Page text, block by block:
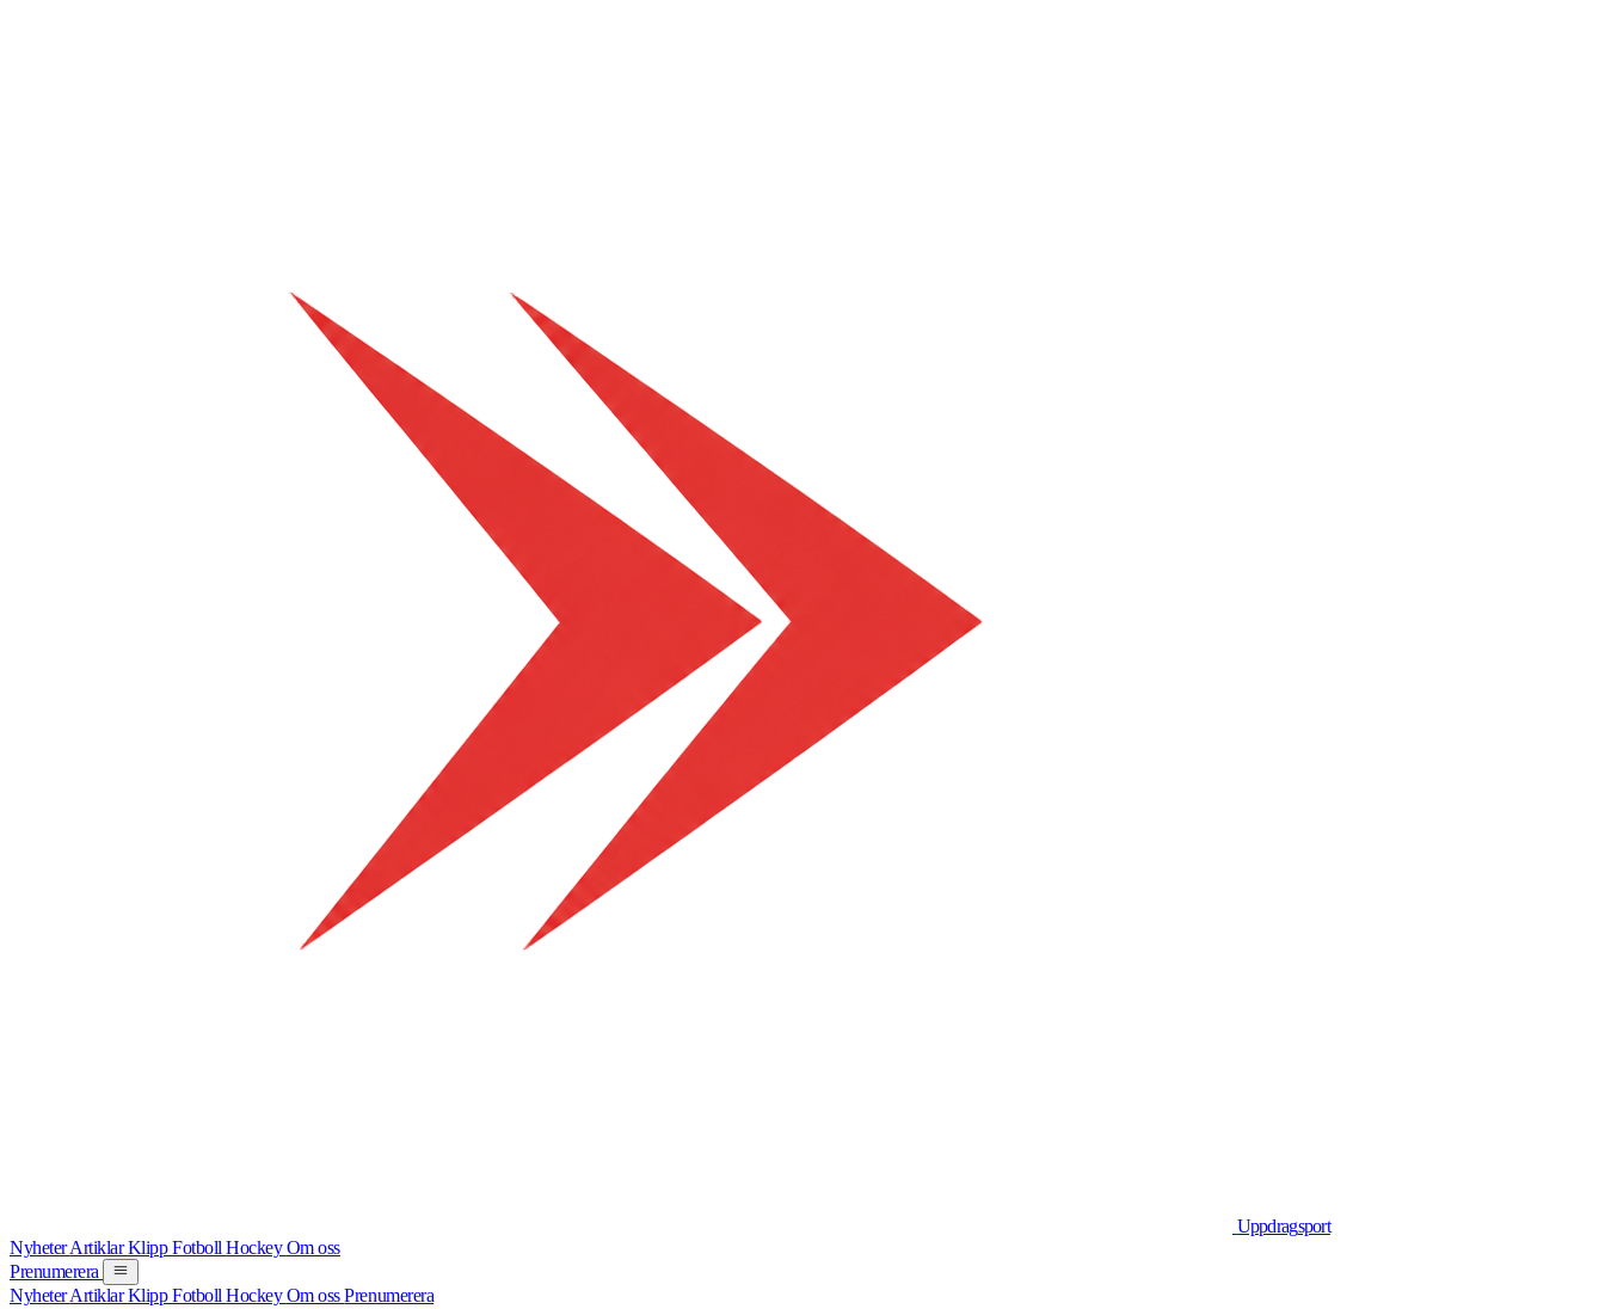
Uppdragsport
NyheterArtiklarKlippFotbollHockeyOm oss
Prenumerera
NyheterArtiklarKlippFotbollHockeyOm ossPrenumerera